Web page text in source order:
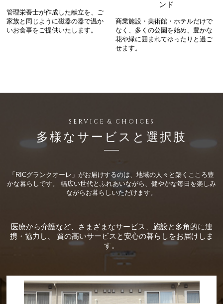
管理栄養士が作成した献立を、ご
家族と同じように磁器の器で温か
いお食事をご提供いたします。
ンド
商業施設・美術館・ホテルだけで
なく、多くの公園を始め、豊かな
花や緑に囲まれてゆったりと過ご
せます。
多様なサービスと選択肢
「RICグランクオーレ」がお届けするのは、地域の人々と築くこころ豊
かな暮らしです。
幅広い世代とふれあいながら、健やかな毎日を楽しみ
ながらお暮らしいただけます。
医療から介護など、さまざまなサービス、施設と多角的に連
携・協力し、
質の高いサービスと安心の暮らしをお届けしま
す。